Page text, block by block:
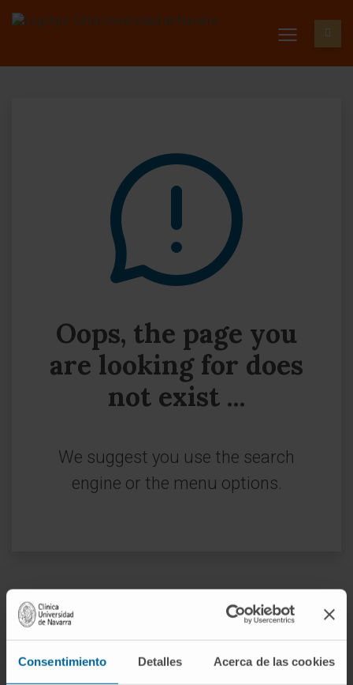
Consentimiento Detalles Acerca de las cookies
Oops, the page you
are looking for does
not exist ...
We suggest you use the search
engine or the menu options.